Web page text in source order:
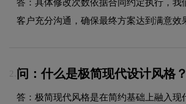
答：具体修改次数依据合同约定执行，我
客户充分沟通，确保最终方案达到满意效
2. 问：什么是极简现代设计风格？
答：极简现代风格是在简约基础上融入现